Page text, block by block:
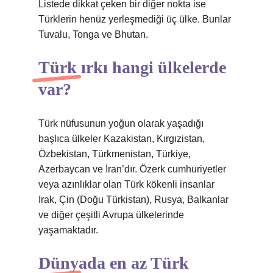
Listede dikkat çeken bir diğer nokta ise
Türklerin henüz yerleşmediği üç ülke. Bunlar
Tuvalu, Tonga ve Bhutan.
Türk ırkı hangi ülkelerde
var?
Türk nüfusunun yoğun olarak yaşadığı
başlıca ülkeler Kazakistan, Kırgızistan,
Özbekistan, Türkmenistan, Türkiye,
Azerbaycan ve İran’dır. Özerk cumhuriyetler
veya azınlıklar olan Türk kökenli insanlar
Irak, Çin (Doğu Türkistan), Rusya, Balkanlar
ve diğer çeşitli Avrupa ülkelerinde
yaşamaktadır.
Dünyada en az Türk